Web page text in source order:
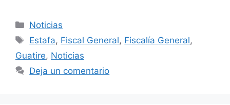
Noticias
Estafa, Fiscal General, Fiscalía General,
Guatire, Noticias
Deja un comentario